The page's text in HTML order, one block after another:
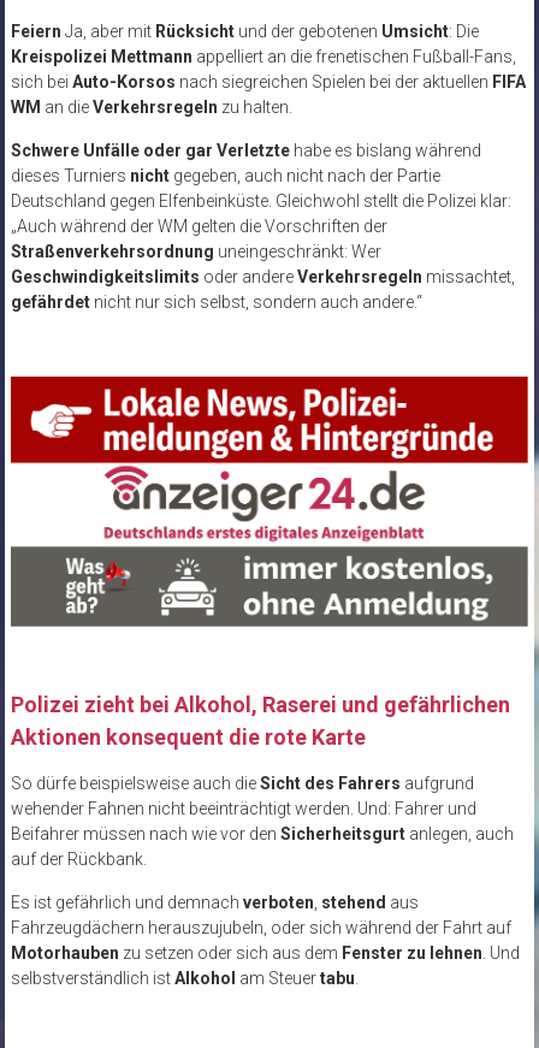
Feiern Ja, aber mit Rücksichtund der gebotenen Umsicht: Die
Kreispolizei Mettmann appelliert an die frenetischen Fußball-Fans,
sich bei Auto-Korsos nach siegreichen Spielen bei der aktuellen FIFA
WM an dieVerkehrsregeln zu halten.
Schwere Unfälle oder gar Verletztehabe es bislang während
dieses Turniers nichtgegeben, auch nicht nach der Partie
Deutschland gegen Elfenbeinküste. Gleichwohl stellt die Polizei klar:
„Auch während der WM gelten die Vorschriften der
Straßenverkehrsordnung uneingeschränkt: Wer
Geschwindigkeitslimits oder andereVerkehrsregeln missachtet,
gefährdetnicht nur sich selbst, sondern auch andere.“
Polizei zieht bei Alkohol, Raserei und gefährlichen
Aktionen konsequent die rote Karte
So dürfe beispielsweise auch dieSicht des Fahrers aufgrund
wehender Fahnen nicht beeinträchtigt werden. Und: Fahrer und
Beifahrer müssen nach wie vor den Sicherheitsgurtanlegen, auch
auf der Rückbank.
Es ist gefährlich und demnach verboten, stehend aus
Fahrzeugdächern herauszujubeln, oder sich während der Fahrt auf
Motorhauben zu setzen oder sich aus dem Fenster zu lehnen. Und
selbstverständlich istAlkohol am Steuertabu.